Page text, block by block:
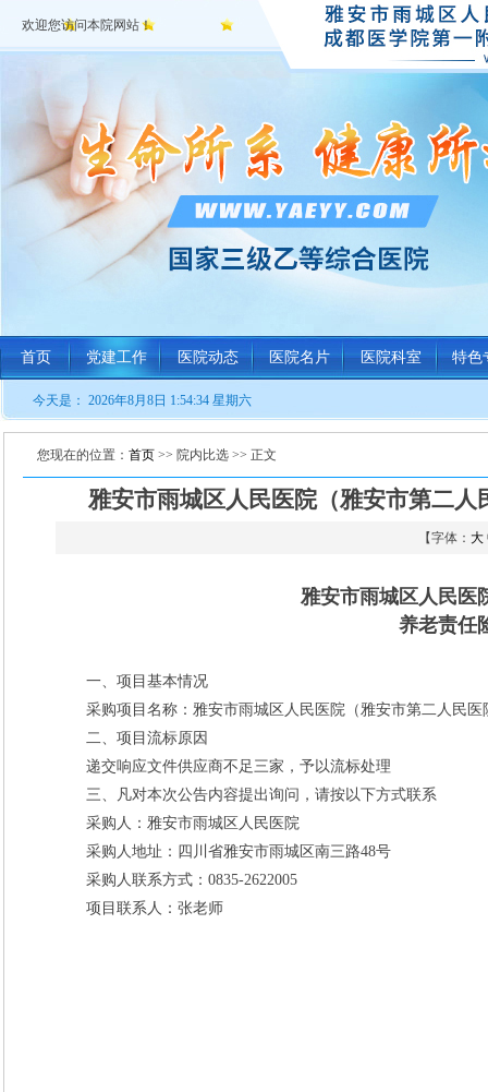
欢迎您访问本院网站！
首页 党建工作 医院动态 医院名片 医院科室 特色
今天是： 2026年8月8日 1:54:34 星期六
您现在的位置： 首页>> 院内比选 >> 正文
雅安市雨城区人民医院（雅安市第二
【字体： 大
雅安市雨城区人民医
养老责任
一、项目基本情况
采购项目名称：雅安市雨城区人民医院（雅安市第二人民
二、项目流标原因
递交响应文件供应商不足三家，予以流标处理
三、凡对本次公告内容提出询问，请按以下方式联系
采购人：雅安市雨城区人民医院
采购人地址： 四川省雅安市雨城区南三路48号
采购人联系方式： 0835-2622005
项目联系人：张老师